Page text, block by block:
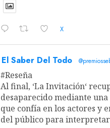
X
El Saber Del Todo
#Reseña
Al final, ‘La Invitación‘
desaparecido mediante
que confía en los actores y
del público para